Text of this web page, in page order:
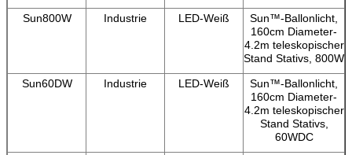
Sun800W
Industrie LED-Weiß
Sun™-Ballonlicht,
160cm Diameter-
4.2m teleskopischer
Stand Stativs, 800W
Sun60DW
Industrie LED-Weiß
Sun™-Ballonlicht,
160cm Diameter-
4.2m teleskopischer
Stand Stativs,
60WDC